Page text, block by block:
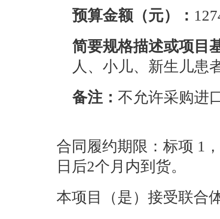
预算金额（元）：
简要规格描述或项目
人、小儿、新生儿患
备注： 不允许采购进
合同履约期限： 标项 1
日后2个月内到货。
本项目（是 ）接受联合